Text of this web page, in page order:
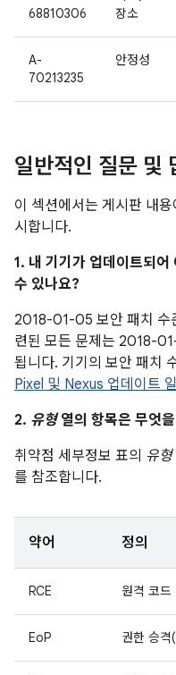
68810306
장소
A-
70213235
안정성
일반적인 질문 및
이 섹션에서는 게시판 내
시합니다.
1. 내 기기가 업데이트되
수 있나요?
2018-01-05 보안 패치 수
련된 모든 문제는 2018-
됩니다. 기기의 보안 패치
Pixel 및 Nexus 업데이트
2. 유형열의 항목은 무엇
취약점 세부정보 표의 유형
를 참조합니다.
약어 정의
RCE 원격 코
EoP 권한 승